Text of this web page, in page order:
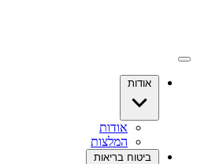
אודות
אודות
המלצות
ביטוח בריאות